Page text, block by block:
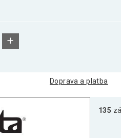
+
Doprava a platba
135